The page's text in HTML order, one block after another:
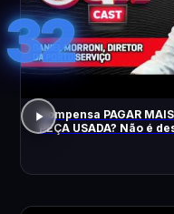
32
Compensa PAGAR
PEÇA USADA? Não é